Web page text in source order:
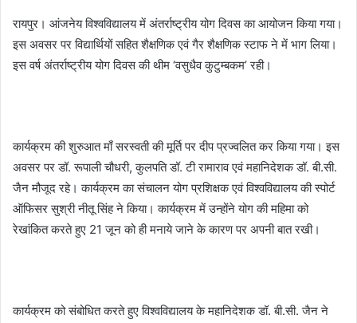
रायपुर। आंजनेय विश्वविद्यालय में अंतर्राष्ट्रीय योग दिवस का आयोजन किया गया।
इस अवसर पर विद्यार्थियों सहित शैक्षणिक एवं गैर शैक्षणिक स्टाफ ने में भाग लिया।
इस वर्ष अंतर्राष्ट्रीय योग दिवस की थीम ‘वसुधैव कुटुम्बकम’ रही।
कार्यक्रम की शुरुआत माँ सरस्वती की मूर्ति पर दीप प्रज्वलित कर किया गया। इस
अवसर पर डॉ. रूपाली चौधरी, कुलपति डॉ. टी रामाराव एवं महानिदेशक डॉ. बी.सी.
जैन मौजूद रहे। कार्यक्रम का संचालन योग प्रशिक्षक एवं विश्वविद्यालय की स्पोर्ट
ऑफिसर सुश्री नीतू सिंह ने किया। कार्यक्रम में उन्होंने योग की महिमा को
रेखांकित करते हुए 21 जून को ही मनाये जाने के कारण पर अपनी बात रखी।
कार्यक्रम को संबोधित करते हुए विश्वविद्यालय के महानिदेशक डॉ. बी.सी. जैन ने